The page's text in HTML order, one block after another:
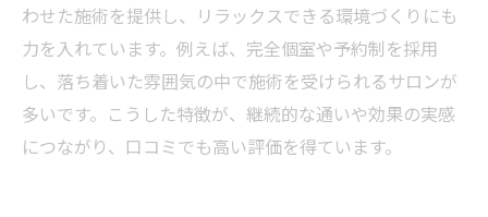
口コミで選ぶ人気フェイシャルエステ活用
法
予約サイト活用で賢く選ぶフェイシャルエ
ステ
わせた施術を提供し、リラックスできる環境づくりにも
力を入れています。例えば、完全個室や予約制を採用
し、落ち着いた雰囲気の中で施術を受けられるサロンが
多いです。こうした特徴が、継続的な通いや効果の実感
につながり、口コミでも高い評価を得ています。